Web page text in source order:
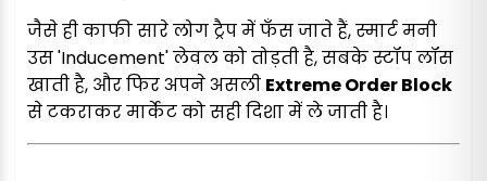
जैसे ही काफी सारे लोग ट्रैप में फँस जाते हैं, स्मार्ट मनी
उस 'Inducement' लेवल को तोड़ती है, सबके स्टॉप लॉस
खाती है, और फिर अपने असली Extreme Order Block
से टकराकर मार्केट को सही दिशा में ले जाती है।